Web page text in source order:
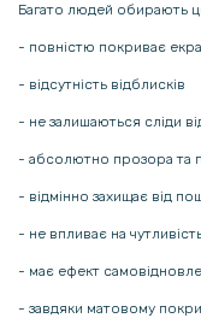
Багато людей обирають
- повністю покриває
- відсутність відблисків
- не залишаються сліди
- абсолютно прозора та
- відмінно захищає від
- не впливає на
- має ефект
- завдяки матовому